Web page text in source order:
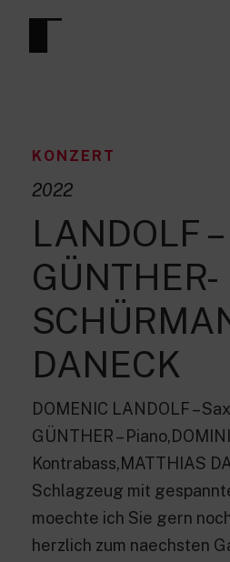
KONZERT
2022
LANDOLF –
GÜNTHER-
DANECK
DOMENIC LANDOLF –
GÜNTHER –
Kontrabass,MATTHIAS
Schlagzeug mit
moechte ich Sie gern
herzlich zum naechsten